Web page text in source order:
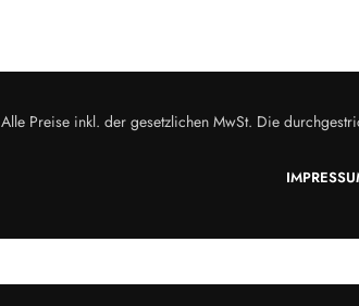
Alle Preise inkl. der gesetzlichen MwSt. Die